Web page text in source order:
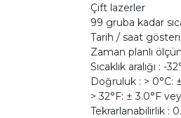
Çift lazerler
99 gruba kadar
Tarih / saat
Zaman planlı
Sıcaklık aralığı : -
Doğruluk : > 0°C:
> 32°F: ± 3.0°F
Tekrarlanabilirlik :